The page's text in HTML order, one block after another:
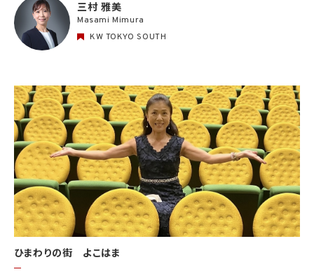
三村 雅美
Masami Mimura
KW TOKYO SOUTH
ひまわりの街 よこはま